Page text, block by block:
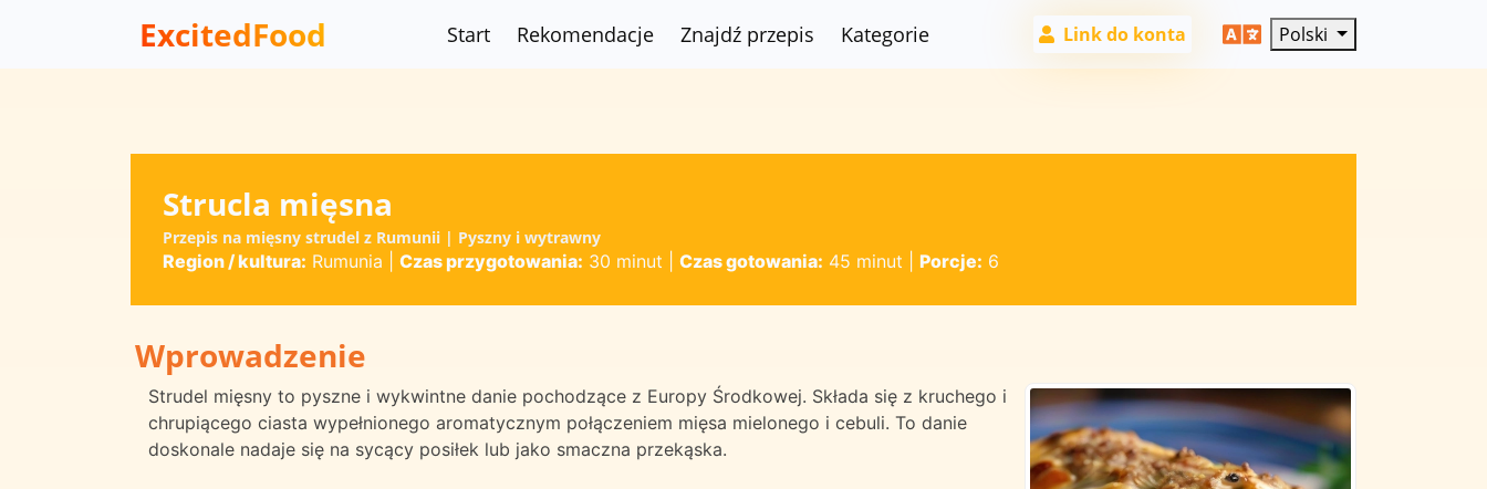
ExcitedFood Start Rekomendacje Znajdź przepis Kategorie Link do konta Polski
Strucla mięsna
Przepis na mięsny strudel z Rumunii | Pyszny i wytrawny
Region / kultura: Rumunia Czas przygotowania: 30 minut Czas gotowania: 45 minut Porcje: 6
Wprowadzenie
Strudel mięsny to pyszne i wykwintne danie pochodzące z Europy Środkowej. Składa się z kruchego i
chrupiącego ciasta wypełnionego aromatycznym połączeniem mięsa mielonego i cebuli. To danie
doskonale nadaje się na sycący posiłek lub jako smaczna przekąska.